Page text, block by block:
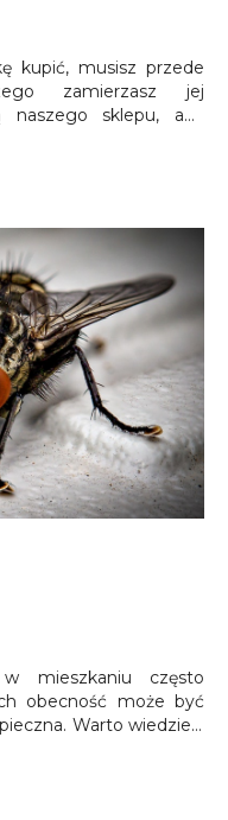
kupić, musisz przede
zamierzasz jej
sklepu, aby
ergonomicznie
mieszkaniu często
obecność może być
Warto wiedzieć,